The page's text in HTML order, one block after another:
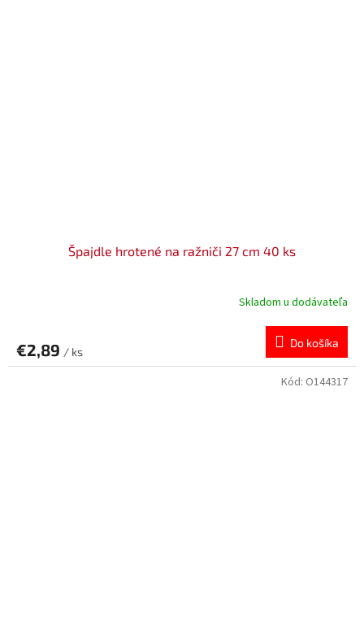
Špajdle hrotené na ražniči 27 cm 40 ks
Skladom u dodávateľa
€2,89 / ks
Do košíka
Kód: O144317